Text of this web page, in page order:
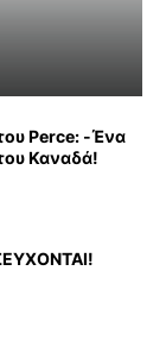
Perce: -Ένα
Καναδά!